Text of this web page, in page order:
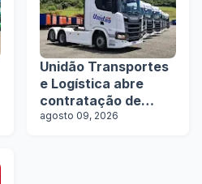
Unidão Transportes
e Logística abre
contratação de
motoristas com e
agosto 09, 2026